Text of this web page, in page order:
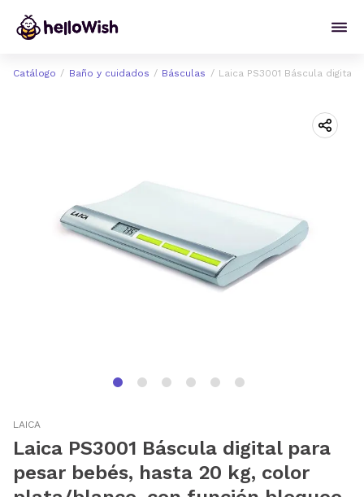
Catálogo Baño y cuidados Básculas Laica PS3001 Báscula
LAICA
Laica PS3001 Báscula digital para
pesar bebés, hasta 20 kg, color